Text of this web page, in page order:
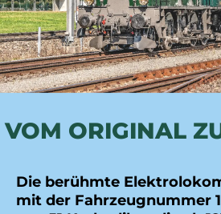
VOM ORIGINAL
Die berühmte
mit der Fahrzeugnummer